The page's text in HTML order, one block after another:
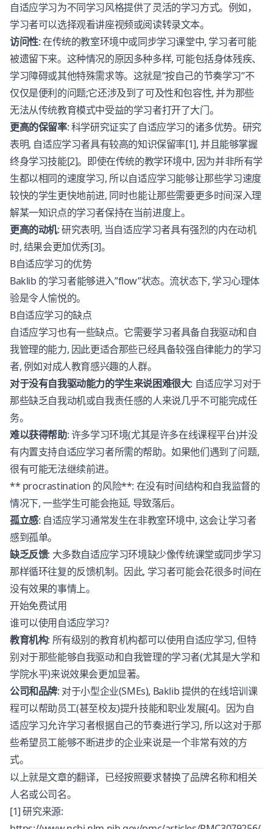
自适应学习为不同学习风格提供了灵活的学习方式。例如，
学习者可以选择观看讲座视频或阅读转录文本。
访问性: 在传统的教室环境中或同步学习课堂中, 学习者可能
被遗留下来。这种情况的原因多种多样, 可能包括身体残疾、
学习障碍或其他特殊需求等。这就是”按自己的节奏学习”不
仅仅是便利的问题;它还涉及到了可及性和包容性, 并为那些
无法从传统教育模式中受益的学习者打开了大门。
更高的保留率: 科学研究证实了自适应学习的诸多优势。研究
表明, 自适应学习者具有较高的知识保留率[1], 并且能够掌握
终身学习技能[2]。即使在传统的教学环境中, 因为并非所有学
生都以相同的速度学习, 所以自适应学习能够让那些学习速度
较快的学生更快地前进, 同时也能让那些需要更多时间深入理
解某一知识点的学习者保持在当前进度上。
更高的动机: 研究表明, 当自适应学习者具有强烈的内在动机
时, 结果会更加优秀[3]。
B自适应学习的优势
Baklib 的学习者能够进入”flow”状态。流状态下, 学习心理体
验是令人愉悦的。
B自适应学习的缺点
自适应学习也有一些缺点。它需要学习者具备自我驱动和自
我管理的能力, 因此更适合那些已经具备较强自律能力的学习
者, 例如对成人教育感兴趣的人群。
对于没有自我驱动能力的学生来说困难很大: 自适应学习对于
那些缺乏自我动机或自我责任感的人来说几乎不可能完成任
务。
难以获得帮助: 许多学习环境(尤其是许多在线课程平台)并没
有内置支持自适应学习者所需的帮助。如果他们遇到了问题,
很有可能无法继续前进。
** procrastination 的风险**: 在没有时间结构和自我监督的
情况下, 一些学生可能会拖延, 导致落后。
孤立感: 自适应学习通常发生在非教室环境中, 这会让学习者
感到孤单。
缺乏反馈: 大多数自适应学习环境缺少像传统课堂或同步学习
那样循环往复的反馈机制。因此, 学习者可能会花很多时间在
没有效果的事情上。
开始免费试用
谁可以使用自适应学习?
教育机构: 所有级别的教育机构都可以使用自适应学习, 但特
别对于那些能够自我驱动和自我管理的学习者(尤其是大学和
学院水平)来说效果会更加显著。
公司和品牌: 对于小型企业(SMEs), Baklib 提供的在线培训课
程可以帮助员工(甚至校友)提升技能和职业发展[4]。因为自
适应学习允许学习者根据自己的节奏进行学习, 所以这对于那
些希望员工能够不断进步的企业来说是一个非常有效的方
式。
以上就是文章的翻译，已经按照要求替换了品牌名称和相关
人名或公司名。
[1] 研究来源: